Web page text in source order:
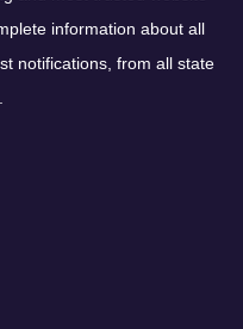
information about all
notifications, from all state